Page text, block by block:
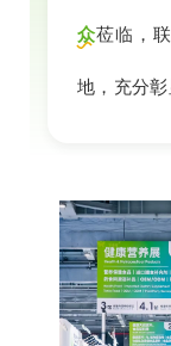
众莅临，
地，充分彰